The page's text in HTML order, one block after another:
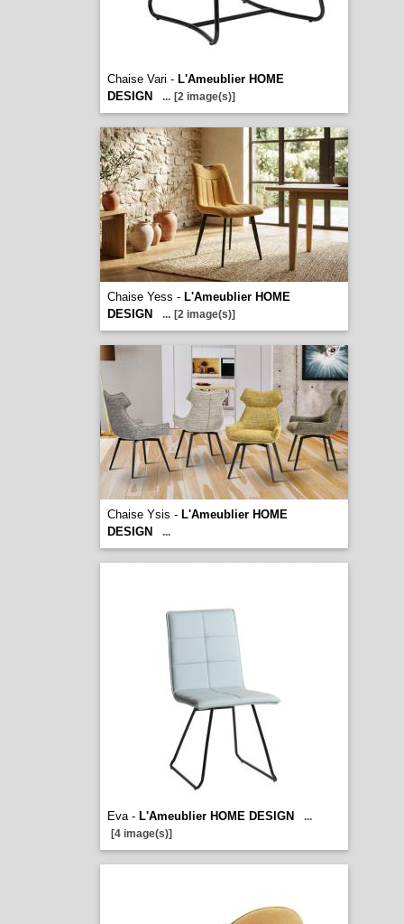
Chaise Vari - L'Ameublier HOME
DESIGN
... [2 image(s)]
Chaise Yess - L'Ameublier HOME
DESIGN
... [2 image(s)]
Chaise Ysis - L'Ameublier HOME
DESIGN
...
Eva - L'Ameublier HOME DESIGN
...
[4 image(s)]